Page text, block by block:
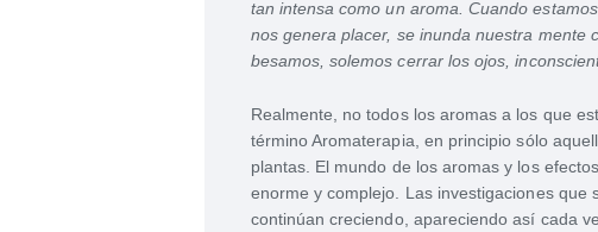
tan intensa como un aroma. Cuando
nos genera placer, se inunda nuestra mente
besamos, solemos cerrar los ojos,
Realmente, no todos los aromas a los que
término Aromaterapia, en principio sólo
plantas. El mundo de los aromas y los
enorme y complejo. Las investigaciones que
continúan creciendo, apareciendo así cada